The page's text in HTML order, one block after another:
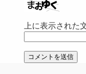
上に表示された